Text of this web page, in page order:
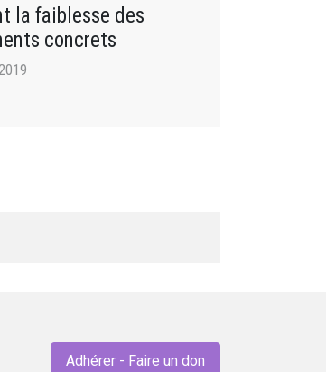
la faiblesse des
concrets
Adhérer - Faire un don